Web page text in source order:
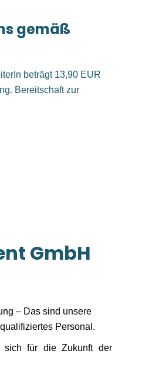
gemäß
beträgt 13,90 EUR
Bereitschaft zur
GmbH
– Das sind unsere
Personal.
sich für die Zukunft der
ist sich seiner großen